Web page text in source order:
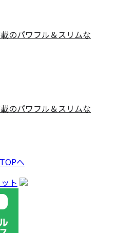
のパワフル＆スリムな
のパワフル＆スリムな
へ